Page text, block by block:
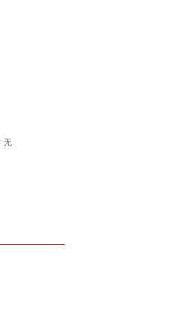
无